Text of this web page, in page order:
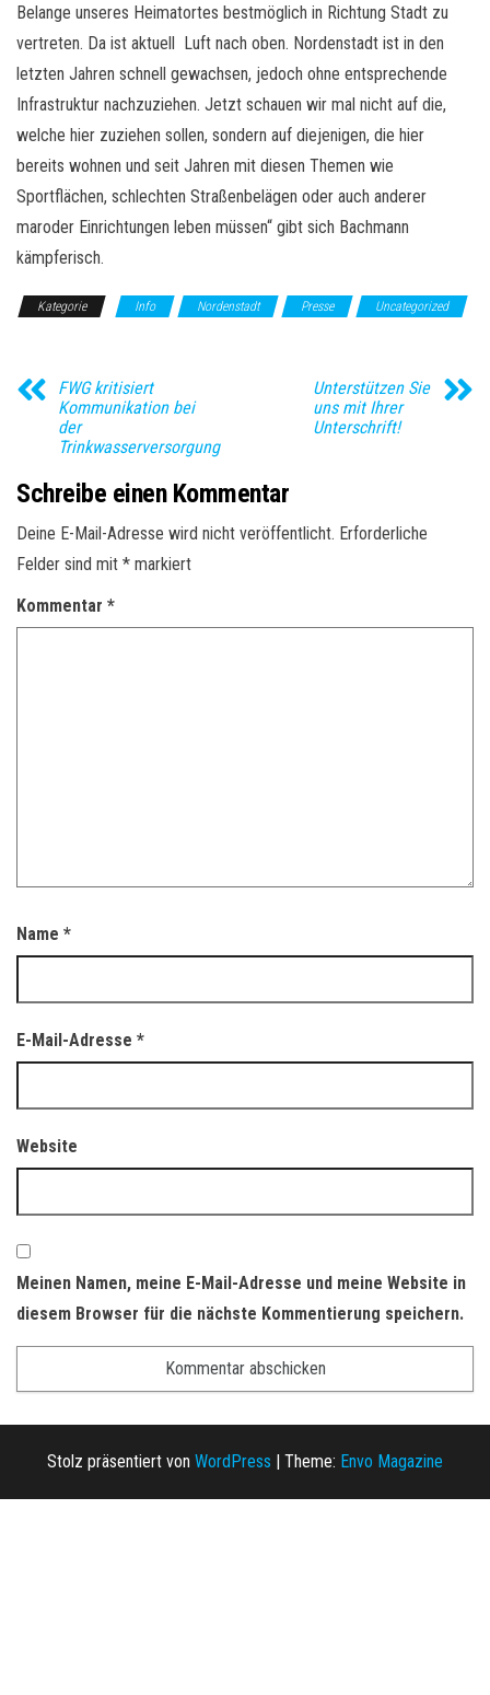
Belange unseres Heimatortes bestmöglich in Richtung Stadt zu
vertreten. Da ist aktuell Luft nach oben. Nordenstadt ist in den
letzten Jahren schnell gewachsen, jedoch ohne entsprechende
Infrastruktur nachzuziehen. Jetzt schauen wir mal nicht auf die,
welche hier zuziehen sollen, sondern auf diejenigen, die hier
bereits wohnen und seit Jahren mit diesen Themen wie
Sportflächen, schlechten Straßenbelägen oder auch anderer
maroder Einrichtungen leben müssen“ gibt sich Bachmann
kämpferisch.
Kategorie Info Nordenstadt Presse Uncategorized
FWG kritisiert
Kommunikation bei
der
Trinkwasserversorgung
Unterstützen Sie
uns mit Ihrer
Unterschrift!
Schreibe einen Kommentar
Deine E-Mail-Adresse wird nicht veröffentlicht. Erforderliche
Felder sind mit * markiert
Kommentar *
Name *
E-Mail-Adresse *
Website
Meinen Namen, meine E-Mail-Adresse und meine Website in
diesem Browser für die nächste Kommentierung speichern.
Stolz präsentiert von WordPress | Theme: Envo Magazine